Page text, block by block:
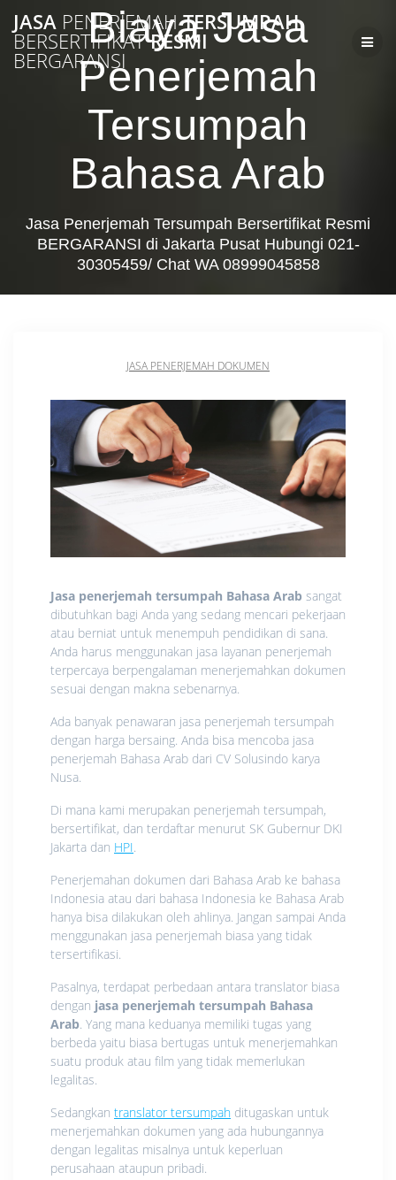
to
content
JASA PENERJEMAHTERSUMPAH
BERSERTIFIKATRESMI
BERGARANSI
Biaya Jasa
Penerjemah
Tersumpah
Bahasa Arab
Jasa Penerjemah Tersumpah Bersertifikat Resmi
BERGARANSI di Jakarta Pusat Hubungi 021-
30305459/ Chat WA 08999045858
JASA PENERJEMAH DOKUMEN
Jasa penerjemah tersumpah Bahasa Arab sangat
dibutuhkan bagi Anda yang sedang mencari pekerjaan
atau berniat untuk menempuh pendidikan di sana.
Anda harus menggunakan jasa layanan penerjemah
terpercaya berpengalaman menerjemahkan dokumen
sesuai dengan makna sebenarnya.
Ada banyak penawaran jasa penerjemah tersumpah
dengan harga bersaing. Anda bisa mencoba jasa
penerjemah Bahasa Arab dari CV Solusindo karya
Nusa.
Di mana kami merupakan penerjemah tersumpah,
bersertifikat, dan terdaftar menurut SK Gubernur DKI
Jakarta dan HPI.
Penerjemahan dokumen dari Bahasa Arab ke bahasa
Indonesia atau dari bahasa Indonesia ke Bahasa Arab
hanya bisa dilakukan oleh ahlinya. Jangan sampai Anda
menggunakan jasa penerjemah biasa yang tidak
tersertifikasi.
Pasalnya, terdapat perbedaan antara translator biasa
dengan jasa penerjemah tersumpah Bahasa
Arab. Yang mana keduanya memiliki tugas yang
berbeda yaitu biasa bertugas untuk menerjemahkan
suatu produk atau film yang tidak memerlukan
legalitas.
Sedangkan translator tersumpah ditugaskan untuk
menerjemahkan dokumen yang ada hubungannya
dengan legalitas misalnya untuk keperluan
perusahaan ataupun pribadi.